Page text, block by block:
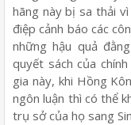
hãng này bị sa thải
điệp cảnh báo các
những hậu quả
quyết sách của
gia này, khi Hồng
ngôn luận thì có thể
trụ sở của họ sang